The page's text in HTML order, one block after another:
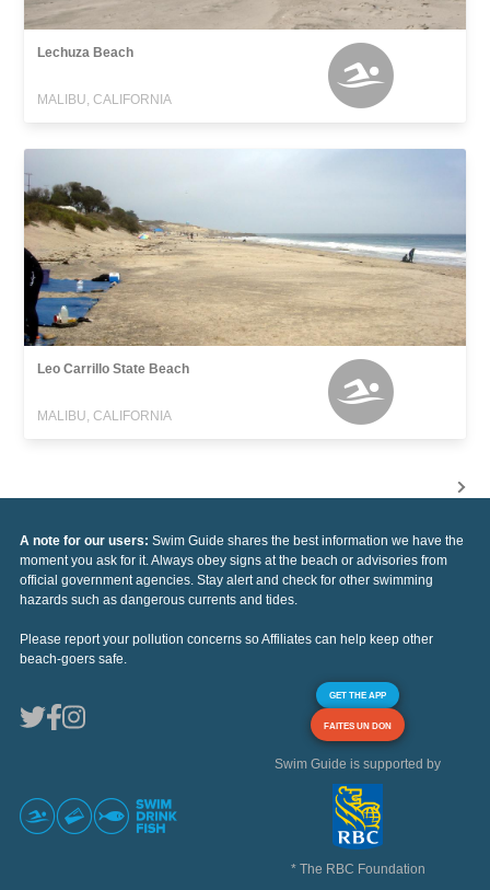
Lechuza Beach
MALIBU, CALIFORNIA
Leo Carrillo State Beach
MALIBU, CALIFORNIA
A note for our users: Swim Guide shares the best information we have the
moment you ask for it. Always obey signs at the beach or advisories from
official government agencies. Stay alert and check for other swimming
hazards such as dangerous currents and tides.
Please report your pollution concerns so Affiliates can help keep other
beach-goers safe.
GET THE APP
FAITES UN DON
Swim Guide is supported by
* The RBC Foundation